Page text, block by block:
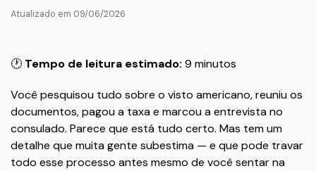
Atualizado em 09/06/2026
🕐 Tempo de leitura estimado: 9 minutos
Você pesquisou tudo sobre o visto americano, reuniu os
documentos, pagou a taxa e marcou a entrevista no
consulado. Parece que está tudo certo. Mas tem um
detalhe que muita gente subestima — e que pode travar
todo esse processo antes mesmo de você sentar na